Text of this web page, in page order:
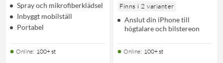
Spray och mikrofiberklädsel
Inbyggt mobilställ
Portabel
Online: 100+ st
Finns i 2 varianter
Anslut din iPhone till
högtalare och bilstereon
Online: 100+ st